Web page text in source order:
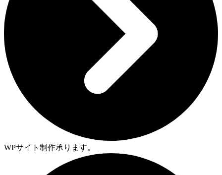
WPサイト制作承ります。